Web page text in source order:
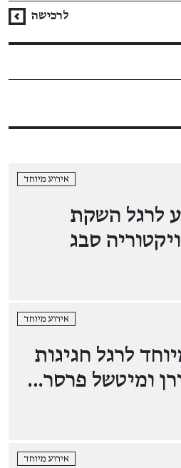
לרכישה
אירוע מיוחד
לרגל השקת
סבג
אירוע מיוחד
לרגל חגיגות
ומיטשל פרסר…
אירוע מיוחד